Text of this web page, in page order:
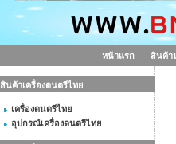
หน้าแรก สินค้า
สินค้าเครื่องดนตรีไทย
เครื่องดนตรีไทย
อุปกรณ์เครื่องดนตรีไทย